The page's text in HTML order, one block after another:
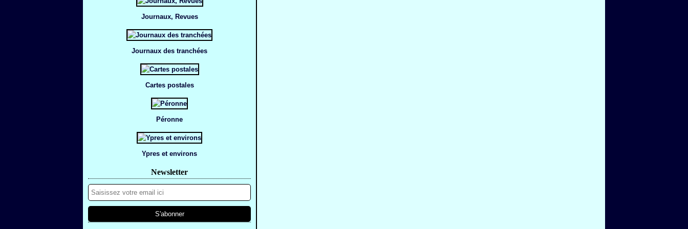
Journaux, Revues
Journaux des tranchées
Cartes postales
Péronne
Ypres et environs
Newsletter